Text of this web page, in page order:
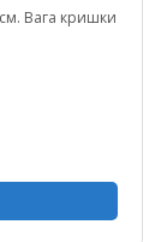
Вага кришки